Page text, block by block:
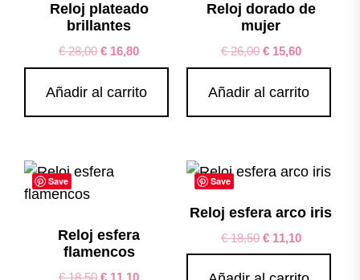
Reloj plateado
brillantes
€28,00 € 16,80
Añadir al carrito
Reloj dorado de
mujer
€26,00 €15,60
Añadir al carrito
Save
Reloj esfera
flamencos
€18,50 € 11,10
Save
Reloj esfera arco iris
€18,50 €11,10